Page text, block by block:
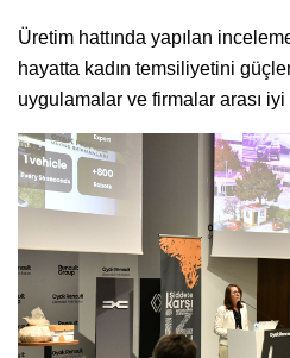
Üretim hattında yapılan
hayatta kadın temsiliyetini
uygulamalar ve firmalar arası